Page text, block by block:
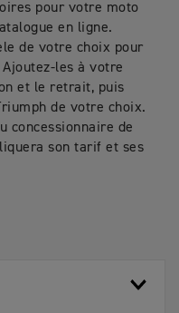
pour votre moto
en ligne.
de votre choix pour
les à votre
et le retrait, puis
de votre choix.
concessionnaire de
son tarif et ses